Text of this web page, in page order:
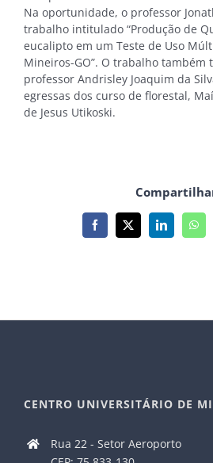
Na oportunidade, o professor
trabalho intitulado “Produção de
eucalipto em um Teste de Uso
Mineiros-GO”. O trabalho também
professor Andrisley Joaquim da
egressas dos curso de florestal,
de Jesus Utikoski.
Facebook
X LinkedIn
CENTRO UNIVERSITÁRIO DE
Rua 22 - Setor Aeroporto